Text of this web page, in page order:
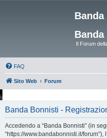
Il Forum
FAQ
Sito Web Forum
Banda Bonnisti -
Accedendo a “Banda Bonnisti” (in
“https://www.bandabonnisti.it/